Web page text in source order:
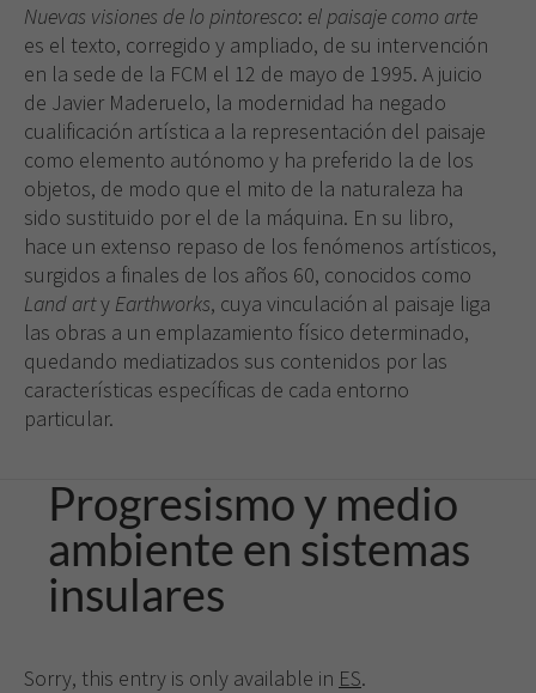
Nuevas visiones de lo pintoresco: el paisaje como arte
es el texto, corregido y ampliado, de su intervención
en la sede de la FCM el 12 de mayo de 1995. A juicio
de Javier Maderuelo, la modernidad ha negado
cualificación artística a la representación del paisaje
como elemento autónomo y ha preferido la de los
objetos, de modo que el mito de la naturaleza ha
sido sustituido por el de la máquina. En su libro,
hace un extenso repaso de los fenómenos artísticos,
surgidos a finales de los años 60, conocidos como
Land arty Earthworks, cuya vinculación al paisaje liga
las obras a un emplazamiento físico determinado,
quedando mediatizados sus contenidos por las
características específicas de cada entorno
particular.
Progresismo y medio
ambiente en sistemas
insulares
Sorry, this entry is only available in ES.